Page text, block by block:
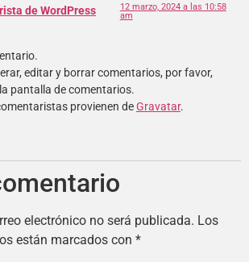
de WordPress
12 marzo, 2024 a las 10:58
am
editar y borrar comentarios, por favor,
pantalla de comentarios.
provienen deGravatar.
electrónico no será publicada. Los
están marcados con *